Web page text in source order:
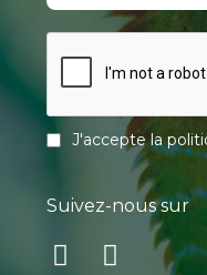
J'accepte la
Suivez-nous sur